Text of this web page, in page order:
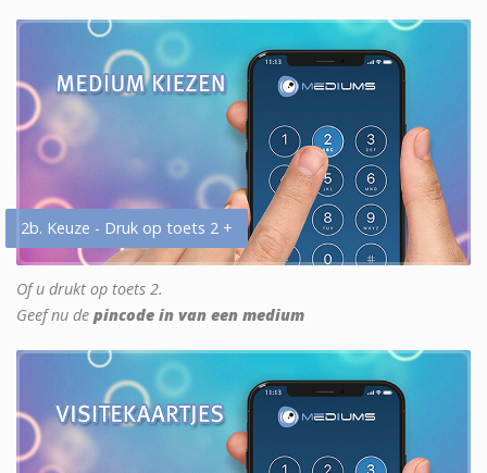
2b. Keuze - Druk op toets 2 +
Of u drukt op toets 2.
Geef nu de pincode in van een medium